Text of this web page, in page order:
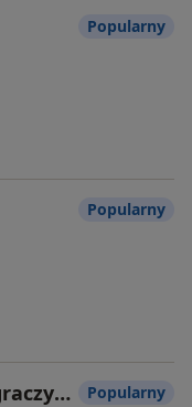
Popularny
Popularny
lek. Joanna Flis-Stagraczyńska Popularny